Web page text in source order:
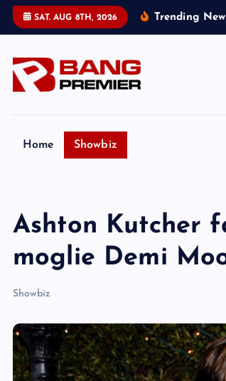
SAT. AUG 8TH, 2026 Trending
Home Showbiz
Ashton Kutcher
moglie Demi
Showbiz